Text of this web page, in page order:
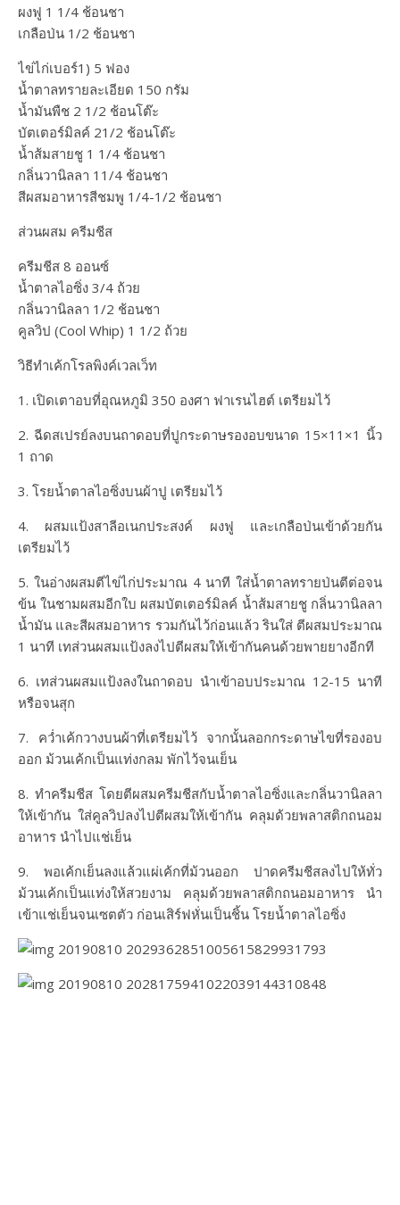
ผงฟู 1 1/4 ช้อนชา
เกลือป่น 1/2 ช้อนชา
ไข่ไก่เบอร์1) 5 ฟอง
น้ำตาลทรายละเอียด 150 กรัม
น้ำมันพืช 2 1/2 ช้อนโต๊ะ
บัตเตอร์มิลค์ 21/2 ช้อนโต๊ะ
น้ำส้มสายชู 1 1/4 ช้อนชา
กลิ่นวานิลลา 11/4 ช้อนชา
สีผสมอาหารสีชมพู 1/4-1/2 ช้อนชา
ส่วนผสม ครีมชีส
ครีมชีส 8 ออนซ์
น้ำตาลไอซิ่ง 3/4 ถ้วย
กลิ่นวานิลลา 1/2 ช้อนชา
คูลวิป (Cool Whip) 1 1/2 ถ้วย
วิธีทำเค้กโรลพิงค์เวลเว็ท
1. เปิดเตาอบที่อุณหภูมิ 350 องศา ฟาเรนไฮต์ เตรียมไว้
2. ฉีดสเปรย์ลงบนถาดอบที่ปูกระดาษรองอบขนาด 15×11×1 นิ้ว
1 ถาด
3. โรยน้ำตาลไอซิ่งบนผ้าปู เตรียมไว้
4. ผสมแป้งสาลีอเนกประสงค์ ผงฟู และเกลือป่นเข้าด้วยกัน
เตรียมไว้
5. ในอ่างผสมตีไข่ไก่ประมาณ 4 นาที ใส่น้ำตาลทรายป่นตีต่อจน
ข้น ในชามผสมอีกใบ ผสมบัตเตอร์มิลค์ น้ำส้มสายชู กลิ่นวานิลลา
น้ำมัน และสีผสมอาหาร รวมกันไว้ก่อนแล้ว รินใส่ ตีผสมประมาณ
1 นาที เทส่วนผสมแป้งลงไปตีผสมให้เข้ากันคนด้วยพายยางอีกที
6. เทส่วนผสมแป้งลงในถาดอบ นำเข้าอบประมาณ 12-15 นาที
หรือจนสุก
7. คว่ำเค้กวางบนผ้าที่เตรียมไว้ จากนั้นลอกกระดาษไขที่รองอบ
ออก ม้วนเค้กเป็นแท่งกลม พักไว้จนเย็น
8. ทำครีมชีส โดยตีผสมครีมชีสกับน้ำตาลไอซิ่งและกลิ่นวานิลลา
ให้เข้ากัน ใส่คูลวิปลงไปตีผสมให้เข้ากัน คลุมด้วยพลาสติกถนอม
อาหาร นำไปแช่เย็น
9. พอเค้กเย็นลงแล้วแผ่เค้กที่ม้วนออก ปาดครีมชีสลงไปให้ทั่ว
ม้วนเค้กเป็นแท่งให้สวยงาม คลุมด้วยพลาสติกถนอมอาหาร นำ
เข้าแช่เย็นจนเซตตัว ก่อนเสิร์ฟหั่นเป็นชิ้น โรยน้ำตาลไอซิ่ง